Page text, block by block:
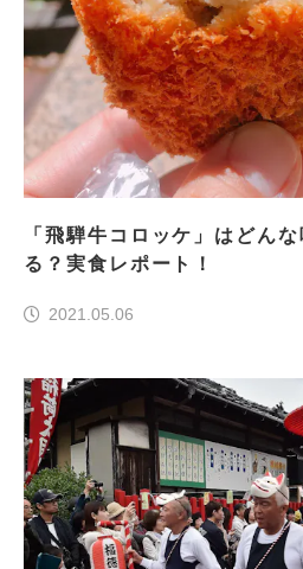
「飛騨牛コロッケ」はどん
る？実食レポート！
2021.05.06